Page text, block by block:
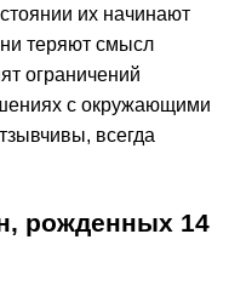
их начинают
теряют смысл
ограничений
с окружающими
всегда
рожденных 14